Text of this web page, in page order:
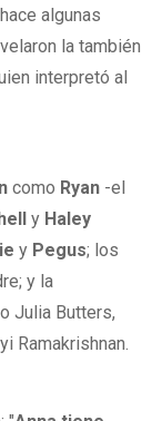
algunas
la también
interpretó al
como Ryan -el
y Haley
y Pegus; los
y la
Julia Butters,
Ramakrishnan.